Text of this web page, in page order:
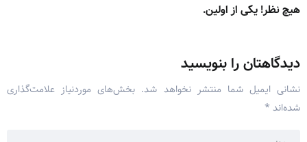
هیچ نظر! یکی از اولین.
دیدگاهتان را بنویسید
نشانی ایمیل شما منتشر نخواهد شد. بخش‌های موردنیاز علامت‌گذاری
شده‌اند *